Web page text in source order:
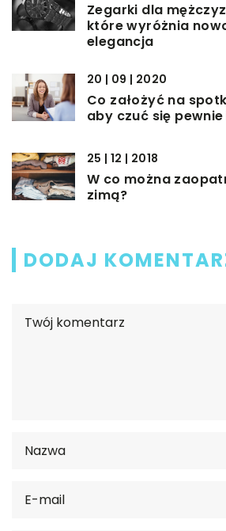
Zegarki dla
które wyróżnia
elegancja
20 | 09 | 2020
Co założyć na
aby czuć się
25 | 12 | 2018
W co można
zimą?
DODAJ